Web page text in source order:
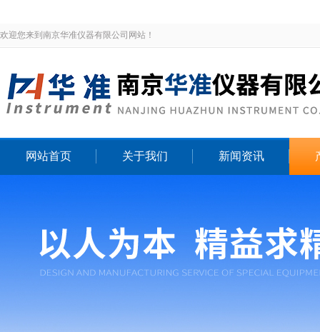
欢迎您来到南京华准仪器有限公司网站！
网站首页 关于我们 新闻资讯